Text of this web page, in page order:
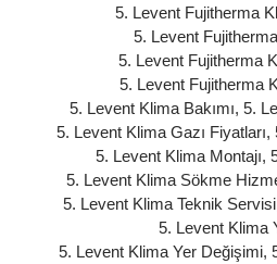
5. Levent Fujitherma
5. Levent
5. Levent Fujitherma
5. Levent Fujitherma
5. Levent Klima Bakımı, 5.
5. Levent Klima Gazı Fiyatları,
5. Levent Klima Montajı,
5. Levent Klima Sökme
5. Levent Klima Teknik Servisi
5. Levent Klima
5. Levent Klima Yer Değişimi,